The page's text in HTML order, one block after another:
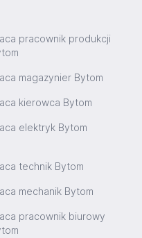
pracownik produkcji
magazynier Bytom
kierowca Bytom
elektryk Bytom
technik Bytom
mechanik Bytom
pracownik biurowy